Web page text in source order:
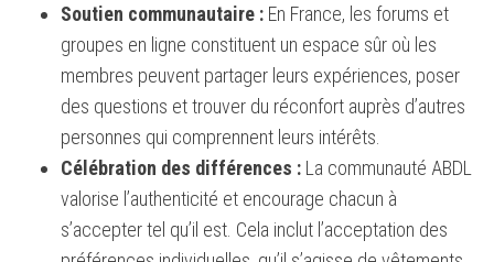
Soutien communautaire : En France, les forums et
groupes en ligne constituent un espace sûr où les
membres peuvent partager leurs expériences, poser
des questions et trouver du réconfort auprès d’autres
personnes qui comprennent leurs intérêts.
Célébration des différences : La communauté ABDL
valorise l’authenticité et encourage chacun à
s’accepter tel qu’il est. Cela inclut l’acceptation des